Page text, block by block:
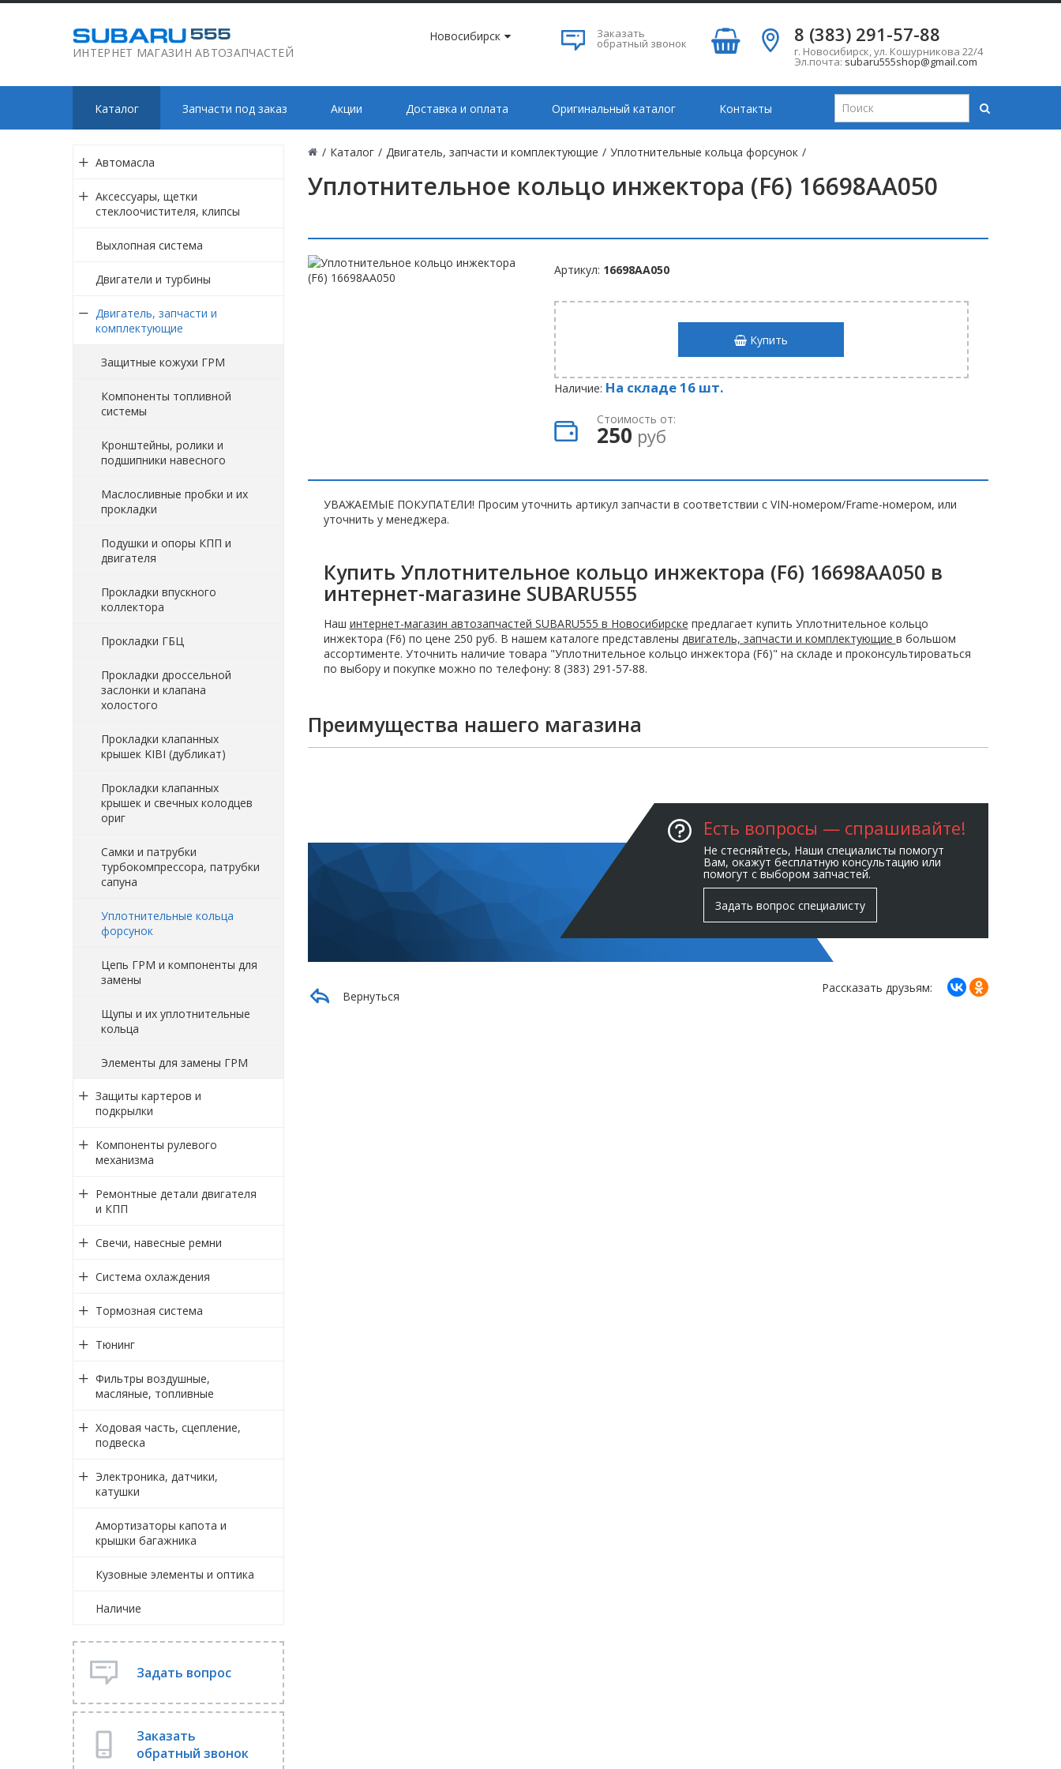
ИНТЕРНЕТ МАГАЗИН АВТОЗАПЧАСТЕЙ
Новосибирск Заказать
обратный звонок 8 (383) 291-57-88
г. Новосибирск,ул. Кошурникова 22/4
Эл.почта: subaru555shop@gmail.com
Каталог Запчасти под заказ Акции Доставка и оплата Оригинальный каталог Контакты
/ Каталог / Двигатель, запчасти и комплектующие / Уплотнительные кольца форсунок /
Уплотнительное кольцо инжектора (F6) 16698AA050
Автомасла
Аксессуары, щетки
стеклоочистителя, клипсы
Выхлопная система
Двигатели и турбины
Двигатель, запчасти и
комплектующие
Защитные кожухи ГРМ
Компоненты топливной
системы
Кронштейны, ролики и
подшипники навесного
Маслосливные пробки и их
прокладки
Подушки и опоры КПП и
двигателя
Прокладки впускного
коллектора
Прокладки ГБЦ
Прокладки дроссельной
заслонки и клапана
холостого
Прокладки клапанных
крышек KIBI (дубликат)
Прокладки клапанных
крышек и свечных колодцев
ориг
Самки и патрубки
турбокомпрессора, патрубки
сапуна
Уплотнительные кольца
форсунок
Цепь ГРМ и компоненты для
замены
Щупы и их уплотнительные
кольца
Элементы для замены ГРМ
Защиты картеров и
подкрылки
Компоненты рулевого
механизма
Ремонтные детали двигателя
и КПП
Свечи, навесные ремни
Система охлаждения
Тормозная система
Тюнинг
Фильтры воздушные,
масляные, топливные
Ходовая часть, сцепление,
подвеска
Электроника, датчики,
катушки
Амортизаторы капота и
крышки багажника
Кузовные элементы и оптика
Наличие
Задать вопрос
Заказать
обратный звонок
Артикул: 16698AA050
Купить
Наличие: На складе 16 шт.
Стоимость от:
250 руб
УВАЖАЕМЫЕ ПОКУПАТЕЛИ! Просим уточнить артикул запчасти в соответствии с VIN-номером/Frame-номером, или
уточнить у менеджера.
Купить Уплотнительное кольцо инжектора (F6) 16698AA050 в
интернет-магазине SUBARU555
Наш интернет-магазин автозапчастей SUBARU555 в Новосибирске предлагает купить Уплотнительное кольцо
инжектора (F6) по цене 250 руб. В нашем каталоге представлены двигатель, запчасти и комплектующие в большом
ассортименте. Уточнить наличие товара "Уплотнительное кольцо инжектора (F6)" на складе и проконсультироваться
по выбору и покупке можно по телефону: 8 (383) 291-57-88.
Преимущества нашего магазина
Есть вопросы — спрашивайте!
Не стесняйтесь, Наши специалисты помогут
Вам, окажут бесплатную консультацию или
помогут с выбором запчастей.
Задать вопрос специалисту
Вернуться
Рассказать друзьям: